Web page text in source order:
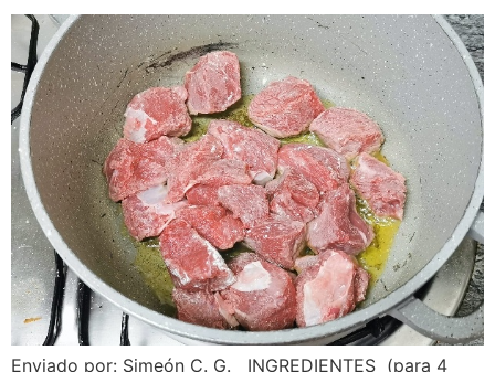
Enviado por: Simeón C. G. INGREDIENTES (para 4